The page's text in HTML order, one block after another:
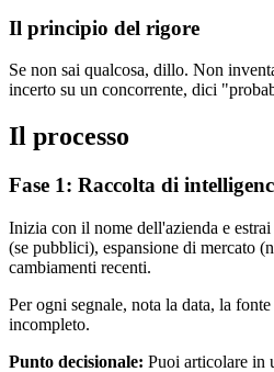
Il principio del rigore
Se non sai qualcosa, dillo. Non
incerto su un concorrente, dici
Il processo
Fase 1: Raccolta di
Inizia con il nome dell'azienda e
(se pubblici), espansione di mercato
cambiamenti recenti.
Per ogni segnale, nota la data, la
incompleto.
Punto decisionale: Puoi articolare in